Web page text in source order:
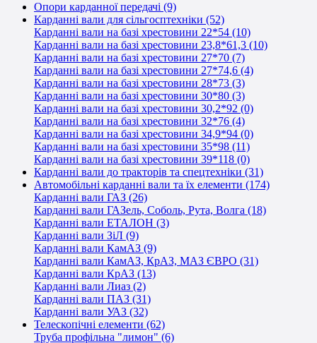
Опори карданної передачі (9)
Карданні вали для сільгосптехніки (52)
Карданні вали на базі хрестовини 22*54 (10)
Карданні вали на базі хрестовини 23,8*61,3 (10)
Карданні вали на базі хрестовини 27*70 (7)
Карданні вали на базі хрестовини 27*74,6 (4)
Карданні вали на базі хрестовини 28*73 (3)
Карданні вали на базі хрестовини 30*80 (3)
Карданні вали на базі хрестовини 30,2*92 (0)
Карданні вали на базі хрестовини 32*76 (4)
Карданні вали на базі хрестовини 34,9*94 (0)
Карданні вали на базі хрестовини 35*98 (11)
Карданні вали на базі хрестовини 39*118 (0)
Карданні вали до тракторів та спецтехніки (31)
Автомобільні карданні вали та їх елементи (174)
Карданні вали ГАЗ (26)
Карданні вали ГАЗель, Соболь, Рута, Волга (18)
Карданні вали ЕТАЛОН (3)
Карданні вали ЗіЛ (9)
Карданні вали КамАЗ (9)
Карданні вали КамАЗ, КрАЗ, МАЗ ЄВРО (31)
Карданні вали КрАЗ (13)
Карданні вали Лиаз (2)
Карданні вали ПАЗ (31)
Карданні вали УАЗ (32)
Телескопічні елементи (62)
Труба профільна "лимон" (6)